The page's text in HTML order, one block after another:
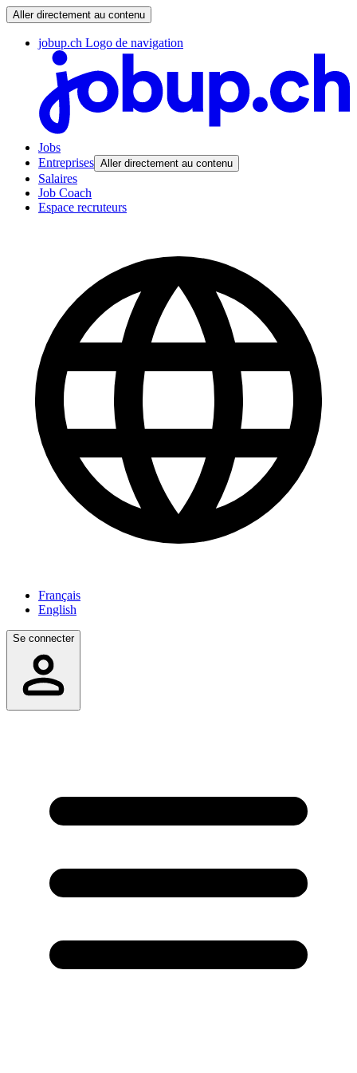
Aller directement au contenu
jobup.ch Logo de navigation
Jobs
Entreprises Aller directement au contenu
Salaires
Job Coach
Espace recruteurs
Français
English
Se connecter